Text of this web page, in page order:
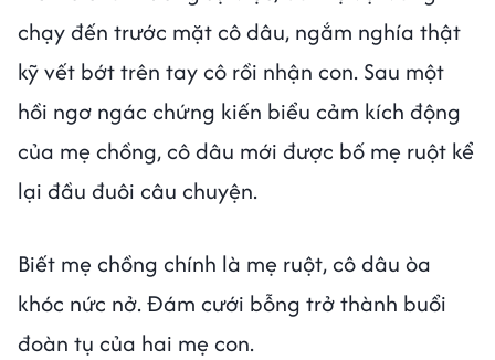
chạy đến trước mặt cô dâu, ngắm nghía thật
kỹ vết bớt trên tay cô rồi nhận con. Sau một
hồi ngơ ngác chứng kiến biểu cảm kích động
của mẹ chồng, cô dâu mới được bố mẹ ruột kể
lại đầu đuôi câu chuyện.
Biết mẹ chồng chính là mẹ ruột, cô dâu òa
khóc nức nở. Đám cưới bỗng trở thành buổi
đoàn tụ của hai mẹ con.